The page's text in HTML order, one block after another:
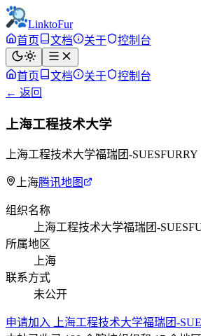
LinktoFur
首页
文档 关于 控制台
首页 文档 关于
控制台
← 返回
上海工程技术大学
上海工程技术大学福瑞团-SUESFURRY
上海腾讯地图
组织名称
上海工程技术大学福瑞团-
所属地区
上海
联系方式
未公开
申请加入 上海工程技术大学福瑞团-